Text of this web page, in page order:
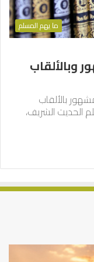
ما يهم المسلم
وبالألقاب
بالألقاب
الحديث الشريف،